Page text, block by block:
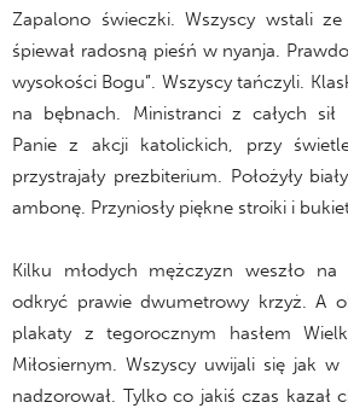
Zapalono świeczki. Wszyscy wstali
śpiewał radosną pieśń w nyanja.
wysokości Bogu”. Wszyscy tańczyli.
na bębnach. Ministranci z całych
Panie z akcji katolickich, przy
przystrajały prezbiterium. Położyły
ambonę. Przyniosły piękne stroiki i
Kilku młodych mężczyzn weszło
odkryć prawie dwumetrowy krzyż. A
plakaty z tegorocznym hasłem
Miłosiernym. Wszyscy uwijali się jak
nadzorował. Tylko co jakiś czas kazał